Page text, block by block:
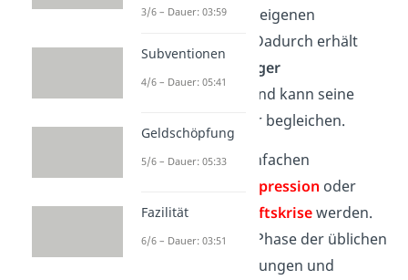
Investitionen in den eigenen
Fortschritt senken. Dadurch erhält
weniger
Steuereinnahmen
und kann seine
Schulden nicht mehr begleichen.
kann aus dem einfachen
Depression oder
sogar eine
Wirtschaftskrisewerden.
Depression ist eine Phase der üblichen
Konjunkturschwankungen und
3/6 – Dauer: 03:59
Subventionen
4/6 – Dauer: 05:41
Geldschöpfung
5/6 – Dauer: 05:33
Fazilität
6/6 – Dauer: 03:51